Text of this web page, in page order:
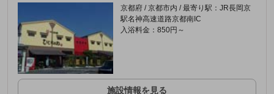
京都府 / 京都市内 / 最寄り駅：JR長岡京
駅名神高速道路京都南IC
入浴料金：850円～
施設情報を見る